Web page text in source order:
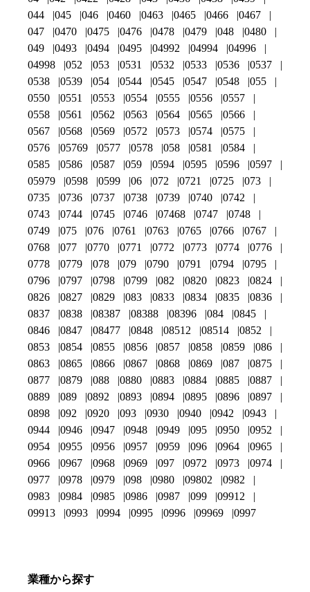
044
045 046 0460 0463 0465 0466
0467
047
0470 0475 0476 0478 0479 048
0480
049
0493 0494 0495 04992 04994
04996
04998
052 053 0531 0532 0533 0536
0537
0538
0539 054 0544 0545 0547 0548
055
0550
0551 0553 0554 0555 0556
0557
0558
0561 0562 0563 0564 0565
0566
0567
0568 0569 0572 0573 0574
0575
0576
05769 0577 0578 058 0581
0584
0585
0586 0587 059 0594 0595 0596
0597
05979
0598 0599 06 072 0721 0725
073
0735
0736 0737 0738 0739 0740
0742
0743
0744 0745 0746 07468 0747
0748
0749
075 076 0761 0763 0765 0766
0767
0768
077 0770 0771 0772 0773 0774
0776
0778
0779 078 079 0790 0791 0794
0795
0796
0797 0798 0799 082 0820 0823
0824
0826
0827 0829 083 0833 0834 0835
0836
0837
0838 08387 08388 08396 084
0845
0846
0847 08477 0848 08512 08514
0852
0853
0854 0855 0856 0857 0858 0859
086
0863
0865 0866 0867 0868 0869 087
0875
0877
0879 088 0880 0883 0884 0885
0887
0889
089 0892 0893 0894 0895 0896
0897
0898
092 0920 093 0930 0940 0942
0943
0944
0946 0947 0948 0949 095 0950
0952
0954
0955 0956 0957 0959 096 0964
0965
0966
0967 0968 0969 097 0972 0973
0974
0977
0978 0979 098 0980 09802
0982
0983
0984 0985 0986 0987 099
09912
09913
0993 0994 0995 0996 09969 0997
業種から探す